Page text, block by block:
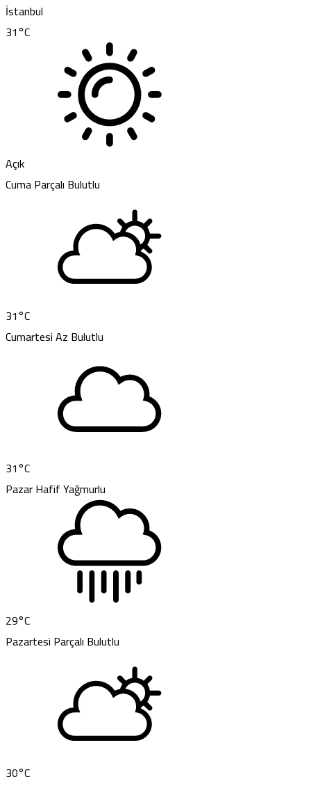
İstanbul
31°C
Açık
CumaParçalı Bulutlu
31°C
CumartesiAz Bulutlu
31°C
PazarHafif Yağmurlu
29°C
Pazartesi Parçalı Bulutlu
30°C